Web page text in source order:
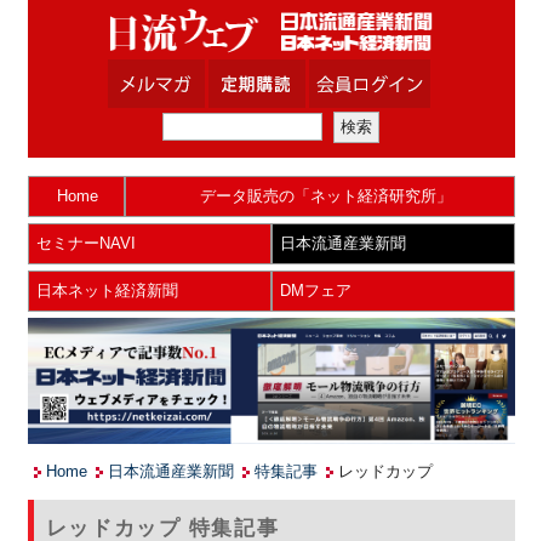
Home データ販売の「ネット経済研究所」
セミナーNAVI 日本流通産業新聞
日本ネット経済新聞 DMフェア
Home 日本流通産業新聞 特集記事 レッドカップ
レッドカップ 特集記事